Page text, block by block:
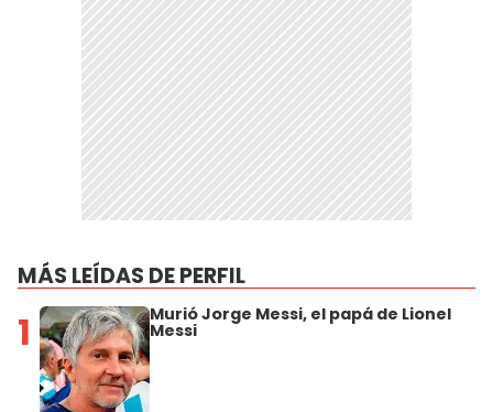
MÁS LEÍDAS DE PERFIL
1 Murió Jorge Messi, el papá de Lionel
Messi